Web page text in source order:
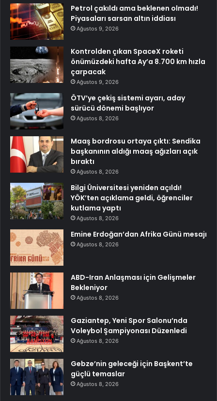
Petrol çakıldı ama beklenen olmadı!
Piyasaları sarsan altın iddiası
Ağustos 9, 2026
Kontrolden çıkan SpaceX roketi
önümüzdeki hafta Ay’a 8.700 km hızla
çarpacak
Ağustos 9, 2026
ÖTV’ye çekiş sistemi ayarı, aday
sürücü dönemi başlıyor
Ağustos 8, 2026
Maaş bordrosu ortaya çıktı: Sendika
başkanının aldığı maaş ağızları açık
bıraktı
Ağustos 8, 2026
Bilgi Üniversitesi yeniden açıldı!
YÖK’ten açıklama geldi, öğrenciler
kutlama yaptı
Ağustos 8, 2026
Emine Erdoğan’dan Afrika Günü mesajı
Ağustos 8, 2026
ABD-Iran Anlaşması için Gelişmeler
Bekleniyor
Ağustos 8, 2026
Gaziantep, Yeni Spor Salonu’nda
Voleybol Şampiyonası Düzenledi
Ağustos 8, 2026
Gebze’nin geleceği için Başkent’te
güçlü temaslar
Ağustos 8, 2026